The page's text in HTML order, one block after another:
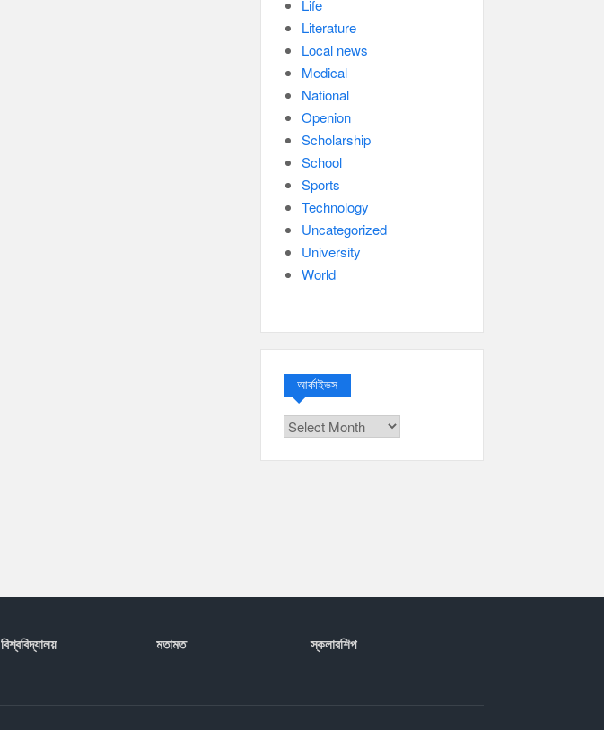
Life
Literature
Local news
Medical
National
Openion
Scholarship
School
Sports
Technology
Uncategorized
University
World
আর্কাইভস
বিশ্ববিদ্যালয় মতামত
স্কলারশিপ